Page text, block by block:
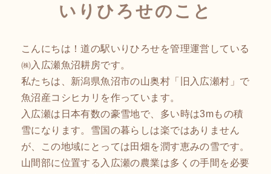
いりひろせのこと
こんにちは！道の駅いりひろせを管理運営している
㈱入広瀬魚沼耕房です。
私たちは、新潟県魚沼市の山奥村「旧入広瀬村」で
魚沼産コシヒカリを作っています。
入広瀬は日本有数の豪雪地で、多い時は3mもの積
雪になります。雪国の暮らしは楽ではありません
が、この地域にとっては田畑を潤す恵みの雪です。
山間部に位置する入広瀬の農業は多くの手間を必要